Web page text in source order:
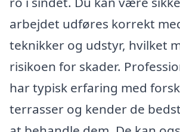
arbejdet udføres korrekt
teknikker og udstyr, hvilket
risikoen for skader.
har typisk erfaring med
terrasser og kender de